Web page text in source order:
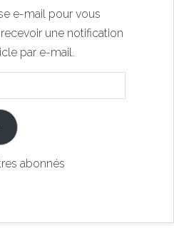
e-mail pour vous
une notification
par e-mail.
abonnés